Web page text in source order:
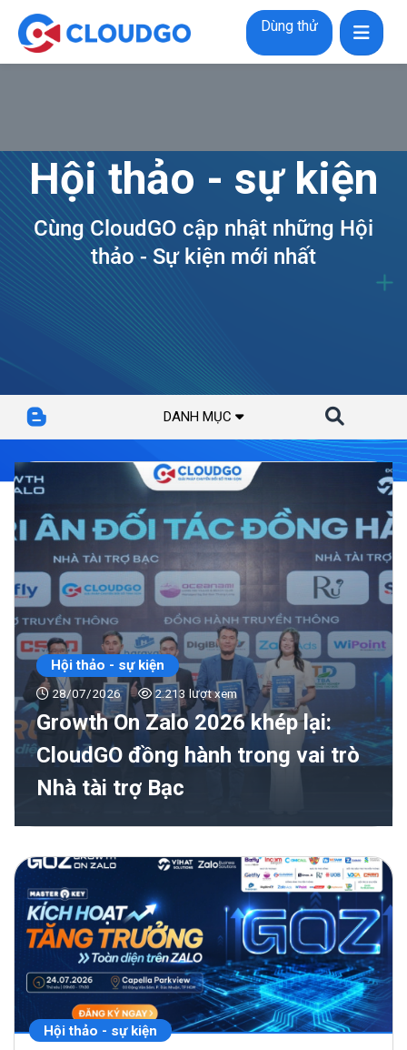
Dùng thử
Hội thảo - sự kiện
Cùng CloudGO cập nhật những Hội
thảo - Sự kiện mới nhất
DANH MỤC
Hội thảo - sự kiện
28/07/2026 2.213 lượt xem
Growth On Zalo 2026 khép lại:
CloudGO đồng hành trong vai trò
Nhà tài trợ Bạc
Hội thảo - sự kiện